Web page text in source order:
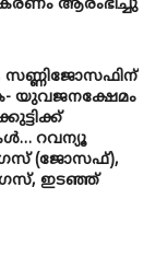
ആരംഭിച്ചു
സണ്ണിജോസഫിന്
യുവജനക്ഷേമം
റവന്യൂ
(ജോസഫ്),
ഇടഞ്ഞ്